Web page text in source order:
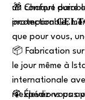
un confort
incomparable,
🎁 Chaque paire
protection
que pour vous,
📦 Fabrication
le jour même à
internationale
n'expédions pas
🦚 Élevez-vous